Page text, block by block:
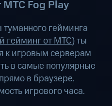
Fog Play
гейминга
гейминг от МТС) ты
к игровым серверам
в самые популярные
в браузере,
игрового часа.